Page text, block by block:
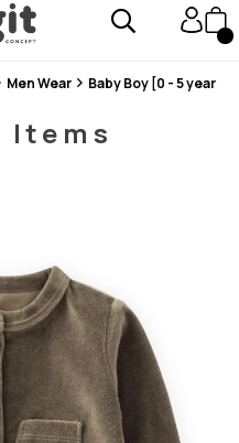
Garantisi !
Kargo Ücretsiz !
Men Wear Baby Boy [0 - 5 years]